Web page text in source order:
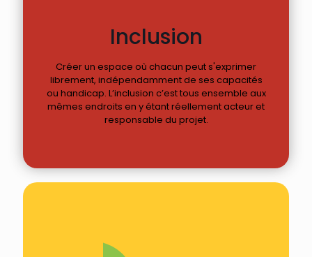
Inclusion
Créer un espace où chacun peut s'exprimer
librement, indépendamment de ses capacités
ou handicap. L’inclusion c’est tous ensemble aux
mêmes endroits en y étant réellement acteur et
responsable du projet.